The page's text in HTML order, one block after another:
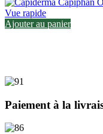
Vue rapide
Ajouter au panier
Paiement à la